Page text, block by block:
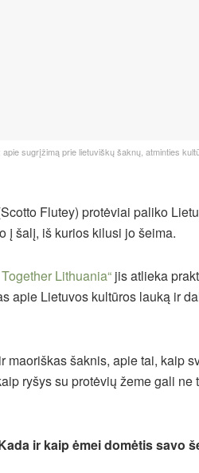
sugrįžimą prie lietuviškų šaknų, atminties
Flutey) protėviai paliko
į šalį, iš kurios kilusi jo šeima.
Lithuania“ jis atlieka
apie Lietuvos kultūros lauką ir
šaknis, apie tai, kaip
ryšys su protėvių žeme gali ne
ir kaip ėmei domėtis savo